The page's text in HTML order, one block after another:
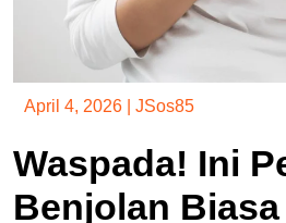
April 4, 2026 JSos85
Waspada! Ini
Benjolan